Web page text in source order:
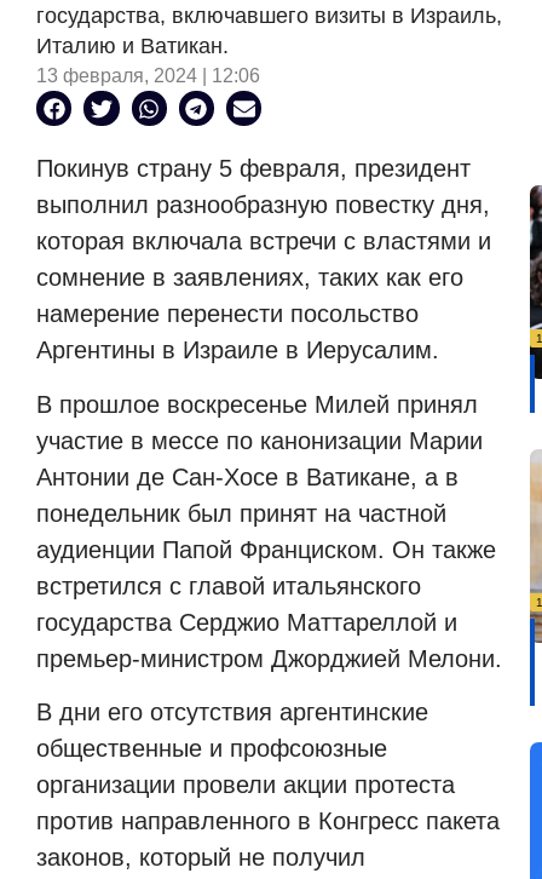
государства, включавшего визиты в Израиль,
Италию и Ватикан.
13 февраля, 2024 | 12:06
Покинув страну 5 февраля, президент
выполнил разнообразную повестку дня,
которая включала встречи с властями и
сомнение в заявлениях, таких как его
намерение перенести посольство
Аргентины в Израиле в Иерусалим.
В прошлое воскресенье Милей принял
участие в мессе по канонизации Марии
Антонии де Сан-Хосе в Ватикане, а в
понедельник был принят на частной
аудиенции Папой Франциском. Он также
встретился с главой итальянского
государства Серджио Маттареллой и
премьер-министром Джорджией Мелони.
В дни его отсутствия аргентинские
общественные и профсоюзные
организации провели акции протеста
против направленного в Конгресс пакета
законов, который не получил